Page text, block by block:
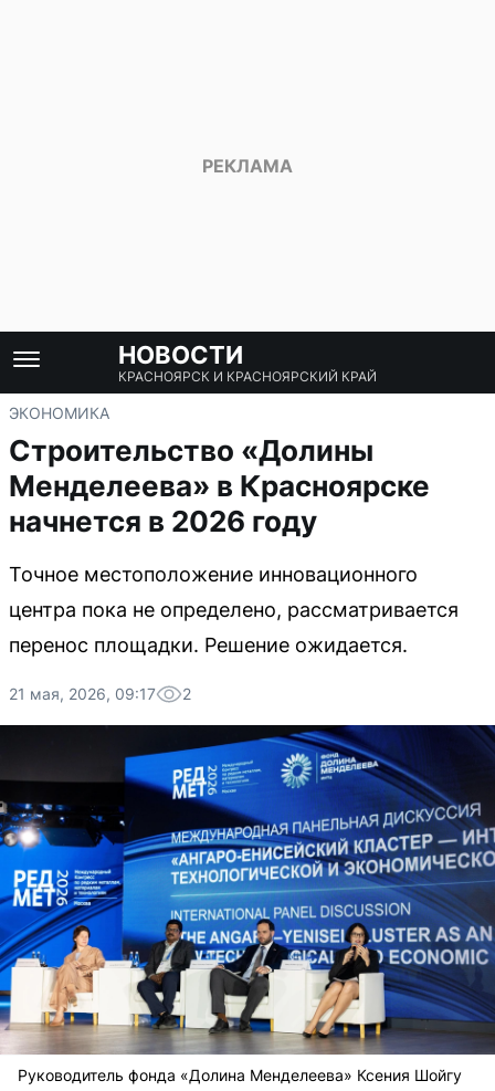
НОВОСТИ
КРАСНОЯРСК И КРАСНОЯРСКИЙ КРАЙ
ЭКОНОМИКА
Строительство «Долины
Менделеева» в Красноярске
начнется в 2026 году
Точное местоположение инновационного
центра пока не определено, рассматривается
перенос площадки. Решение ожидается.
21 мая, 2026, 09:17 2
Руководитель фонда «Долина Менделеева» Ксения Шойгу